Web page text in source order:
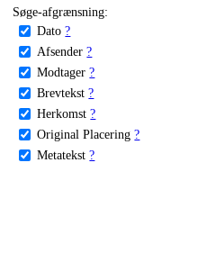
Søge-afgrænsning:
Dato ?
Afsender ?
Modtager ?
Brevtekst ?
Herkomst ?
Original Placering ?
Metatekst ?